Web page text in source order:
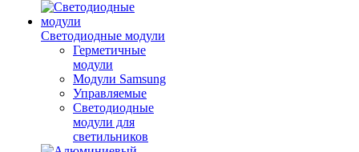
Светодиодные модули
Герметичные
модули
Модули Samsung
Управляемые
Светодиодные
модули для
светильников